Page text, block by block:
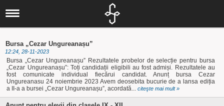
Documente
Elevi
Alumni
Asociaţia
Informatică
Activităţi
Olimpiade şi
Concursuri
Judeţene
Naţionale
Locale
Naționale
Departamente
Om şi societate
Informatica
Elevi
Bursa „Cezar Ungureanașu”
12:24, 28-11-2023
Bursa „Cezar Ungureanașu” Rezultatele probelor de selecție pentru bursa
„Cezar Ungureanașu”: Toți candidații eligibili au fost admiși. Rezultatele au
fost comunicate individual fiecărui candidat. Anunț bursa Cezar
Ungureanasu 24 noiembrie 2023 Avem deosebita bucurie de a lansa ediția
a II-a a bursei „Cezar Ungureanașu”, acordată... citeşte mai mult »